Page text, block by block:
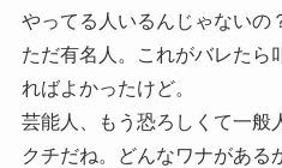
やってる人いるんじゃないの
ただ有名人。これがバレたら
ればよかったけど。
芸能人、もう恐ろしくて一般
クチだね。どんなワナがある